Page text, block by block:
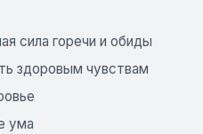
сила горечи и обиды
здоровым чувствам
ума